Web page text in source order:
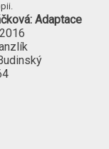
Adaptace